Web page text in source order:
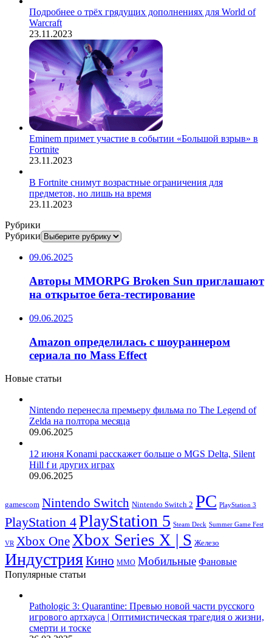
Подробнее о трёх грядущих дополнениях для World of
Warcraft
23.11.2023
Eminem примет участие в событии «Большой взрыв» в
Fortnite
23.11.2023
В Fortnite снимут возрастные ограничения для
предметов, но лишь на время
23.11.2023
Рубрики
Рубрики
09.06.2025
Авторы MMORPG Broken Sun приглашают
на открытое бета-тестирование
09.06.2025
Amazon определилась с шоураннером
сериала по Mass Effect
Новые статьи
Nintendo перенесла премьеру фильма по The Legend of
Zelda на полтора месяца
09.06.2025
12 июня Konami расскажет больше о MGS Delta, Silent
Hill f и других играх
09.06.2025
gamescom Nintendo Switch Nintendo Switch 2 PC PlayStation 3
PlayStation 4PlayStation 5 Steam Deck Summer Game Fest
VR Xbox OneXbox Series X | S Железо
ИндустрияКино ММО Мобильные Фановые
Популярные статьи
Pathologic 3: Quarantine: Превью новой части русского
игрового артхауса | Оптимистическая трагедия о жизни,
смерти и тоске